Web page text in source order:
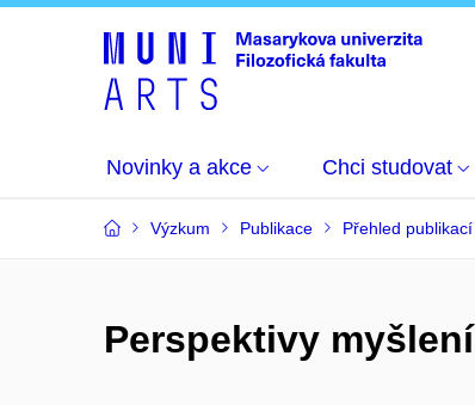
Novinky a akce Chci studovat
Výzkum Publikace Přehled publikací
Perspektivy myšlení